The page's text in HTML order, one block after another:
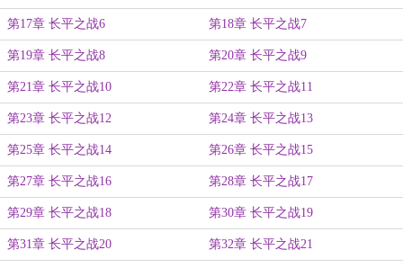
第17章 长平之战6 第18章 长平之战7
第19章 长平之战8 第20章 长平之战9
第21章 长平之战10 第22章 长平之战11
第23章 长平之战12 第24章 长平之战13
第25章 长平之战14 第26章 长平之战15
第27章 长平之战16 第28章 长平之战17
第29章 长平之战18 第30章 长平之战19
第31章 长平之战20 第32章 长平之战21